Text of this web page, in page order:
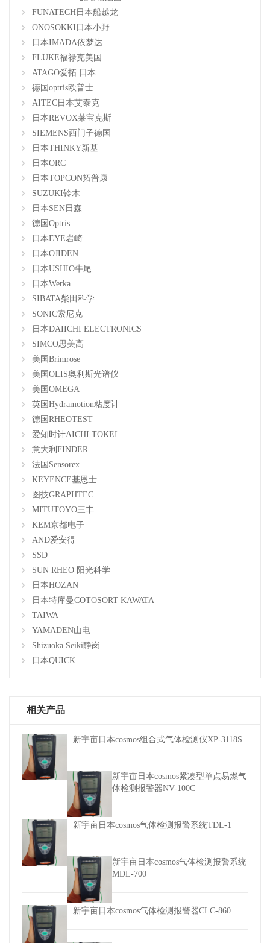
FUNATECH日本船越龙
ONOSOKKI日本小野
日本IMADA依梦达
FLUKE福禄克美国
ATAGO爱拓 日本
德国optris欧普士
AITEC日本艾泰克
日本REVOX莱宝克斯
SIEMENS西门子德国
日本THINKY新基
日本ORC
日本TOPCON拓普康
SUZUKI铃木
日本SEN日森
德国Optris
日本EYE岩崎
日本OJIDEN
日本USHIO牛尾
日本Werka
SIBATA柴田科学
SONIC索尼克
日本DAIICHI ELECTRONICS
SIMCO思美高
美国Brimrose
美国OLIS奥利斯光谱仪
美国OMEGA
英国Hydramotion粘度计
德国RHEOTEST
爱知时计AICHI TOKEI
意大利FINDER
法国Sensorex
KEYENCE基恩士
图技GRAPHTEC
MITUTOYO三丰
KEM京都电子
AND爱安得
SSD
SUN RHEO 阳光科学
日本HOZAN
日本特库曼COTOSORT KAWATA
TAIWA
YAMADEN山电
Shizuoka Seiki静岗
日本QUICK
相关产品
新宇亩日本cosmos组合式气体检测仪XP-3118S
新宇亩日本cosmos紧凑型单点易燃气
体检测报警器NV-100C
新宇亩日本cosmos气体检测报警系统TDL-1
新宇亩日本cosmos气体检测报警系统
MDL-700
新宇亩日本cosmos气体检测报警器CLC-860